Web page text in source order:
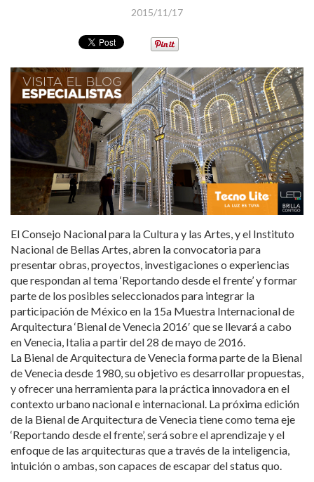
2015/11/17
El Consejo Nacional para la Cultura y las Artes, y el Instituto
Nacional de Bellas Artes, abren la convocatoria para
presentar obras, proyectos, investigaciones o experiencias
que respondan al tema ‘Reportando desde el frente’ y formar
parte de los posibles seleccionados para integrar la
participación de México en la 15a Muestra Internacional de
Arquitectura ‘Bienal de Venecia 2016′ que se llevará a cabo
en Venecia, Italia a partir del 28 de mayo de 2016.
La Bienal de Arquitectura de Venecia forma parte de la Bienal
de Venecia desde 1980, su objetivo es desarrollar propuestas,
y ofrecer una herramienta para la práctica innovadora en el
contexto urbano nacional e internacional. La próxima edición
de la Bienal de Arquitectura de Venecia tiene como tema eje
‘Reportando desde el frente’, será sobre el aprendizaje y el
enfoque de las arquitecturas que a través de la inteligencia,
intuición o ambas, son capaces de escapar del status quo.